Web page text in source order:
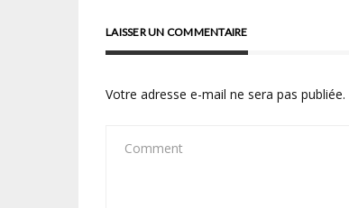
LAISSER UN COMMENTAIRE
Votre adresse e-mail ne sera pas publiée.